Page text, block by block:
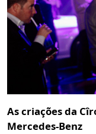
As criações da
Mercedes-Benz